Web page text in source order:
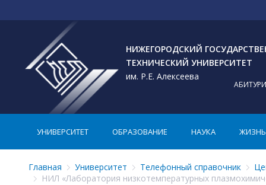
НИЖЕГОРОДСКИЙ
ТЕХНИЧЕСКИЙ УНИВЕРСИТЕТ
им. Р.Е. Алексеева
УНИВЕРСИТЕТ ОБРАЗОВАНИЕ НАУКА ЖИЗНЬ
Главная Университет Телефонный справочник
НИЛ «Лаборатория низкотемпературных